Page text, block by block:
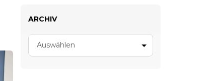
ARCHIV
Auswählen